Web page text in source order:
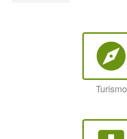
explore
Turismo